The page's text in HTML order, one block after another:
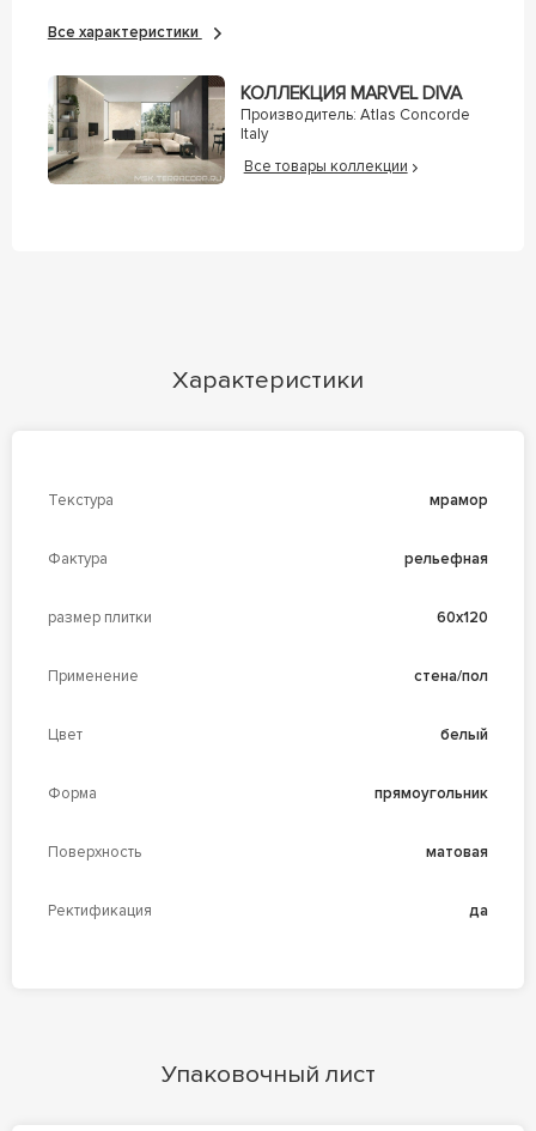
Все характеристики
КОЛЛЕКЦИЯ MARVEL DIVA
Производитель: Atlas Concorde
Italy
Все товары коллекции
Характеристики
Текстура мрамор
Фактура рельефная
размер плитки 60x120
Применение стена/пол
Цвет белый
Форма прямоугольник
Поверхность матовая
Ректификация да
Упаковочный лист